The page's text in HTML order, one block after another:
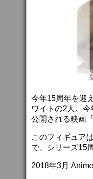
今年15周年を迎
ワイトの2人。
公開される映画
このフィギュア
で、シリーズ15
2018年3月